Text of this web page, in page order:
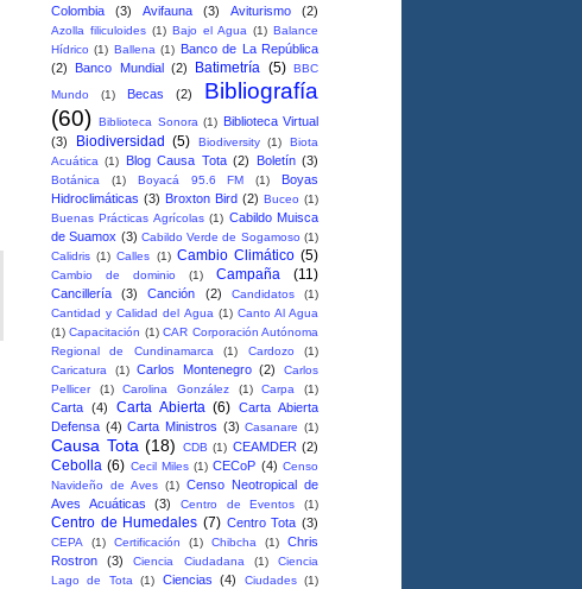
Colombia
(3) Avifauna (3) Aviturismo (2)
Azolla filiculoides (1) Bajo el Agua (1) Balance
Hídrico (1) Ballena (1) Banco de La República
(2)
Banco Mundial (2) Batimetría (5) BBC
Mundo
(1) Becas (2)
Bibliografía
(60) Biblioteca Sonora (1) Biblioteca Virtual
(3)
Biodiversidad (5) Biodiversity (1)
Biota
Acuática (1) Blog Causa Tota (2) Boletín (3)
Botánica (1) Boyacá 95.6 FM (1)
Boyas
Hidroclimáticas (3) Broxton Bird (2) Buceo (1)
Buenas Prácticas Agrícolas (1) Cabildo Muisca
de Suamox (3) Cabildo Verde de Sogamoso (1)
Calidris (1) Calles (1) Cambio Climático (5)
Cambio de dominio (1) Campaña (11)
Cancillería (3) Canción (2) Candidatos
(1)
Cantidad y Calidad del Agua (1) Canto Al Agua
(1) Capacitación (1) CAR Corporación Autónoma
Regional de Cundinamarca
(1) Cardozo
(1)
Caricatura
(1) Carlos Montenegro (2)
Carlos
Pellicer
(1) Carolina González (1) Carpa (1)
Carta (4) Carta Abierta (6)
Carta Abierta
Defensa (4) Carta Ministros (3) Casanare (1)
Causa Tota (18) CDB (1) CEAMDER (2)
Cebolla (6) Cecil Miles (1) CECoP (4) Censo
Navideño de Aves (1) Censo Neotropical de
Aves Acuáticas
(3) Centro de Eventos (1)
Centro de Humedales (7) Centro Tota (3)
CEPA (1) Certificación (1) Chibcha (1)
Chris
Rostron
(3) Ciencia Ciudadana (1)
Ciencia
Lago de Tota
(1) Ciencias (4) Ciudades (1)